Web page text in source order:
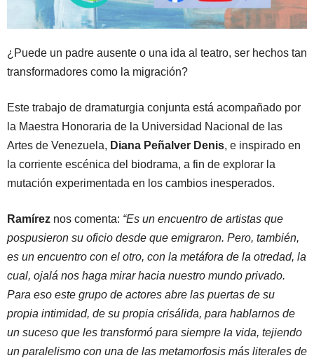
¿Puede un padre ausente o una ida al teatro, ser hechos tan
transformadores como la migración?
Este trabajo de dramaturgia conjunta está acompañado por
la Maestra Honoraria de la Universidad Nacional de las
Artes de Venezuela, Diana Peñalver Denis, e inspirado en
la corriente escénica del biodrama, a fin de explorar la
mutación experimentada en los cambios inesperados.
Ramírez nos comenta: “Es un encuentro de artistas que
pospusieron su oficio desde que emigraron. Pero, también,
es un encuentro con el otro, con la metáfora de la otredad, la
cual, ojalá nos haga mirar hacia nuestro mundo privado.
Para eso este grupo de actores abre las puertas de su
propia intimidad, de su propia crisálida, para hablarnos de
un suceso que les transformó para siempre la vida, tejiendo
un paralelismo con una de las metamorfosis más literales de